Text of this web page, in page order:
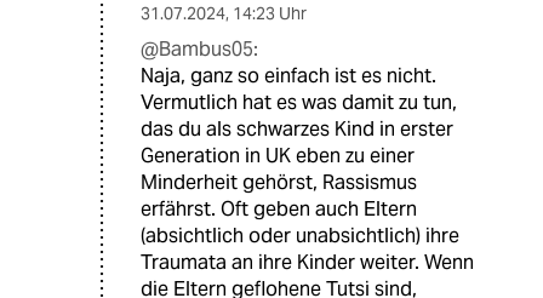
31.07.2024, 14:23 Uhr
@Bambus05:
Naja, ganz so einfach ist es nicht.
Vermutlich hat es was damit zu tun,
das du als schwarzes Kind in erster
Generation in UK eben zu einer
Minderheit gehörst, Rassismus
erfährst. Oft geben auch Eltern
(absichtlich oder unabsichtlich) ihre
Traumata an ihre Kinder weiter. Wenn
die Eltern geflohene Tutsi sind,